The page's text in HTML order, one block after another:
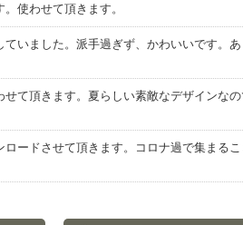
使わせて頂きます。
ていました。派手過ぎず、かわいいです。
せて頂きます。夏らしい素敵なデザインな
ロードさせて頂きます。コロナ過で集まる